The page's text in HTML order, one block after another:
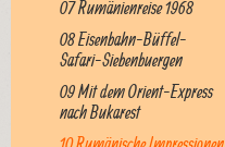
07 Rumänienreise 1968
08 Eisenbahn-Büffel-
Safari-Siebenbuergen
09 Mit dem Orient-Express
nach Bukarest